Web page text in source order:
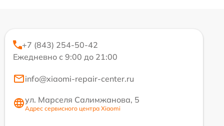
+7 (843) 254-50-42
Ежедневно с 9:00 до 21:00
info@xiaomi-repair-center.ru
ул. Марселя Салимжанова, 5
Адрес сервисного центра Xiaomi